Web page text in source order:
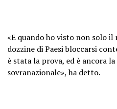
«E quando ho visto non solo il
dozzine di Paesi bloccarsi
è stata la prova, ed è ancora
sovranazionale», ha detto.